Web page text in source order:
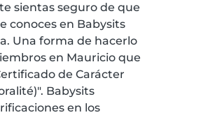
sientas seguro de que
conoces en Babysits
Una forma de hacerlo
en Mauricio que
de Carácter
Babysits
en los